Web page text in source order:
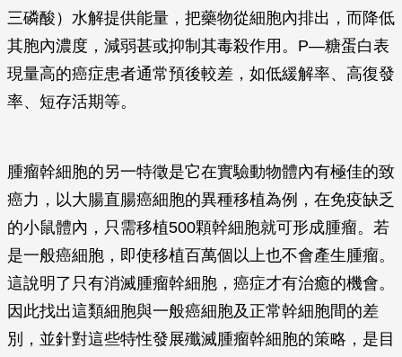
三磷酸）水解提供能量，把藥物從細胞內排出，而降低
其胞內濃度，減弱甚或抑制其毒殺作用。P—糖蛋白表
現量高的癌症患者通常預後較差，如低緩解率、高復發
率、短存活期等。
腫瘤幹細胞的另一特徵是它在實驗動物體內有極佳的致
癌力，以大腸直腸癌細胞的異種移植為例，在免疫缺乏
的小鼠體內，只需移植500顆幹細胞就可形成腫瘤。若
是一般癌細胞，即使移植百萬個以上也不會產生腫瘤。
這說明了只有消滅腫瘤幹細胞，癌症才有治癒的機會。
因此找出這類細胞與一般癌細胞及正常幹細胞間的差
別，並針對這些特性發展殲滅腫瘤幹細胞的策略，是目